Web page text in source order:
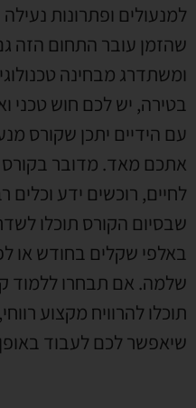
למנעולים ופתרונות נעילה
שהזמן עובר התחום הזה
ומשתדרג מבחינה
בטירה, יש לכם חוש טכני
עם הידיים יתכן שקורס
אתכם מאד. מדובר
לחיים, רוכשים ידע
שבסיום הקורס תוכלו
באלפי שקלים בחודש או
שלמה. אם תבחרו ללמוד
תוכלו להרוויח מקצוע רווחי,
שיאפשר לכם לעבוד